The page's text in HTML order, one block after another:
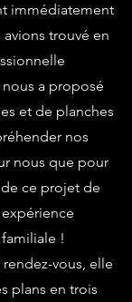
immédiatement
trouvé en
a proposé
et de planches
nos
nous que pour
ce projet de
!
vous, elle
plans en trois